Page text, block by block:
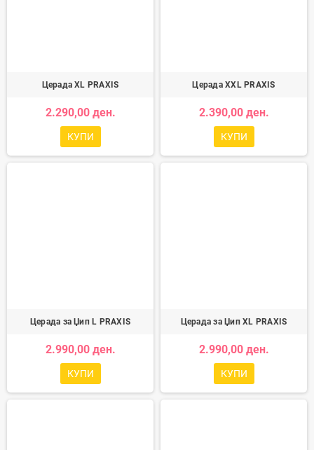
Церада XL PRAXIS
2.290,00 ден.
КУПИ
Церада XXL PRAXIS
2.390,00 ден.
КУПИ
Церада за Џип L PRAXIS
2.990,00 ден.
КУПИ
Церада за Џип XL PRAXIS
2.990,00 ден.
КУПИ